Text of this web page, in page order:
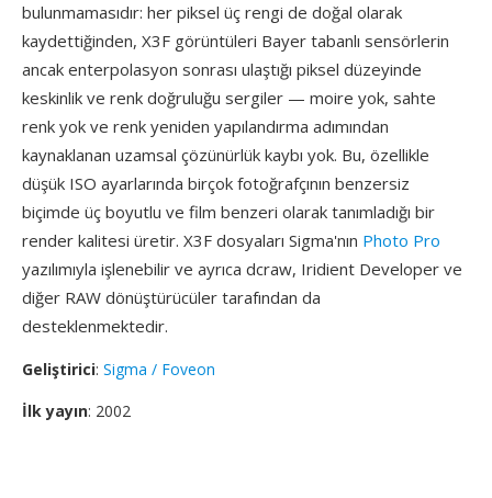
bulunmamasıdır: her piksel üç rengi de doğal olarak
kaydettiğinden, X3F görüntüleri Bayer tabanlı sensörlerin
ancak enterpolasyon sonrası ulaştığı piksel düzeyinde
keskinlik ve renk doğruluğu sergiler — moire yok, sahte
renk yok ve renk yeniden yapılandırma adımından
kaynaklanan uzamsal çözünürlük kaybı yok. Bu, özellikle
düşük ISO ayarlarında birçok fotoğrafçının benzersiz
biçimde üç boyutlu ve film benzeri olarak tanımladığı bir
render kalitesi üretir. X3F dosyaları Sigma'nın Photo Pro
yazılımıyla işlenebilir ve ayrıca dcraw, Iridient Developer ve
diğer RAW dönüştürücüler tarafından da
desteklenmektedir.
Geliştirici: Sigma / Foveon
İlk yayın: 2002